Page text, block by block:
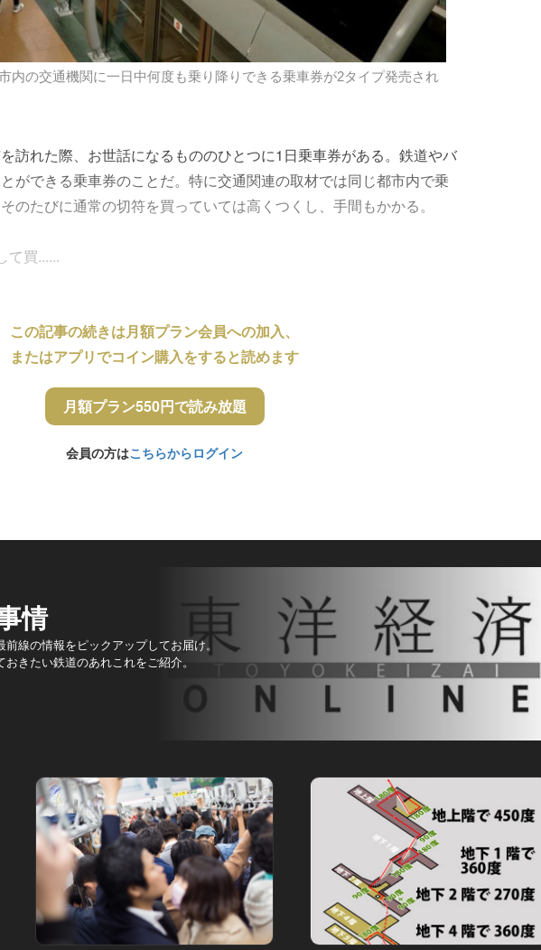
内の交通機関に一日中何度も乗り降りできる乗車券が2タイプ発売され
訪れた際、お世話になるもののひとつに1日乗車券がある。鉄道やバ
ができる乗車券のことだ。特に交通関連の取材では同じ都市内で乗
のたびに通常の切符を買っていては高くつくし、手間もかかる。
て買......
この記事の続きは月額プラン会員への加入、
またはアプリでコイン購入をすると読めます
月額プラン550円で読み放題
会員の方はこちらからログイン
情
線の情報をピックアップしてお届け。
きたい鉄道のあれこれをご紹介。